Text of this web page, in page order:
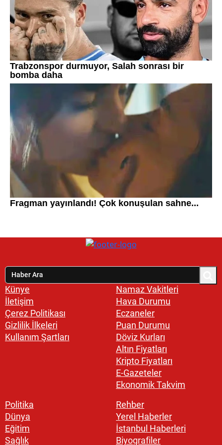
Künye
İletişim
Çerez Politikası
Gizlilik İlkeleri
Kullanım Şartları
Namaz Vakitleri
Hava Durumu
Eczaneler
Puan Durumu
Döviz Kurları
Altın Fiyatları
Kripto Fiyatları
E-Gazeteler
Ekonomik Takvim
Politika
Dünya
Eğitim
Sağlık
Rehber
Yerel Haberler
İstanbul Haberleri
Biyografiler